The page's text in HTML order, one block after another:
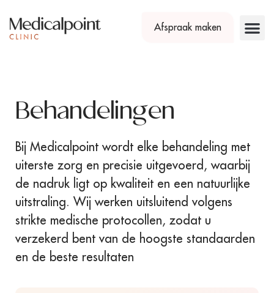
Afspraak maken
Behandelingen
Bij Medicalpoint wordt elke behandeling met
uiterste zorg en precisie uitgevoerd, waarbij
de nadruk ligt op kwaliteit en een natuurlijke
uitstraling. Wij werken uitsluitend volgens
strikte medische protocollen, zodat u
verzekerd bent van de hoogste standaarden
en de beste resultaten